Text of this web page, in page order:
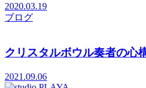
2020.03.19
ブログ
クリスタルボウル奏者の心
2021.09.06